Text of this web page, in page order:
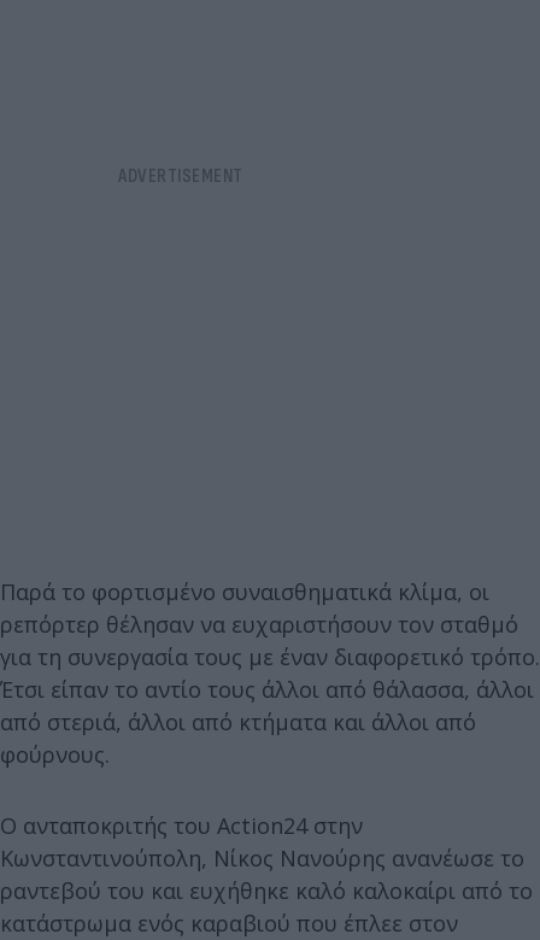
Παρά το φορτισμένο συναισθηματικά κλίμα, οι
ρεπόρτερ θέλησαν να ευχαριστήσουν τον σταθμό
για τη συνεργασία τους με έναν διαφορετικό τρόπο.
Έτσι είπαν το αντίο τους άλλοι από θάλασσα, άλλοι
από στεριά, άλλοι από κτήματα και άλλοι από
φούρνους.
Ο ανταποκριτής του Αction24 στην
Κωνσταντινούπολη, Νίκος Νανούρης ανανέωσε το
ραντεβού του και ευχήθηκε καλό καλοκαίρι από το
κατάστρωμα ενός καραβιού που έπλεε στον